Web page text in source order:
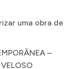
uma obra de
–